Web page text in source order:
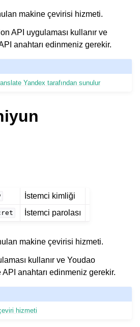
makine çevirisi hizmeti.
API uygulaması kullanır ve
anahtarı edinmeniz gerekir.
Yandex tarafından sunulur
İstemci kimliği
İstemci parolası
makine çevirisi hizmeti.
kullanır ve Youdao
anahtarı edinmeniz gerekir.
hizmeti